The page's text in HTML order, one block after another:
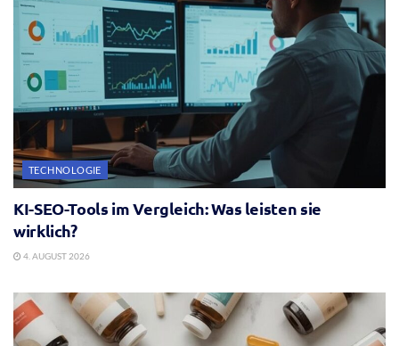
TECHNOLOGIE
KI-SEO-Tools im Vergleich: Was leisten sie
wirklich?
4. AUGUST 2026